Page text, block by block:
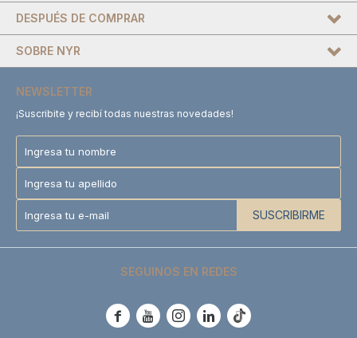
DESPUÉS DE COMPRAR
SOBRE NYR
NEWSLETTER
¡Suscribite y recibí todas nuestras novedades!
SUSCRIBIRME
SEGUINOS EN REDES
    